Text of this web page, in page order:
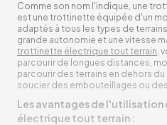
Comme son nom l'indique, une
est une trottinette équipée d'un
adaptés à tous les types de
grande autonomie et une vitesse
trottinette électrique tout terrain,
parcourir de longues distances,
parcourir des terrains en dehors
soucier des embouteillages ou
Les avantages de
électrique tout terrain :